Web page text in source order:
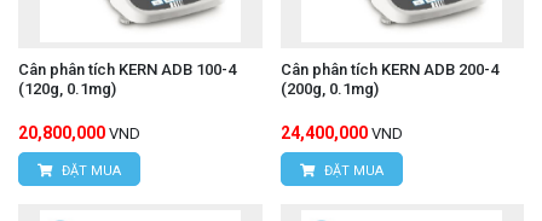
Cân phân tích KERN ADB 100-4
(120g, 0.1mg)
20,800,000 VND
ĐẶT MUA
Cân phân tích KERN ADB 200-4
(200g, 0.1mg)
24,400,000 VND
ĐẶT MUA